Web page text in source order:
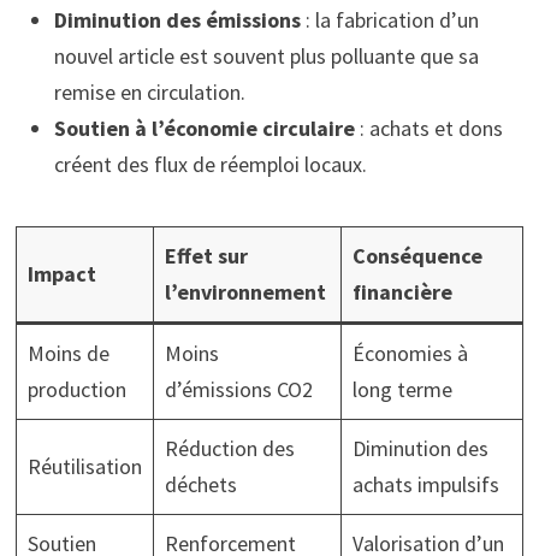
Diminution des émissions: la fabrication d’un
nouvel article est souvent plus polluante que sa
remise en circulation.
Soutien à l’économie circulaire: achats et dons
créent des flux de réemploi locaux.
Impact
Effet sur
l’environnement
Conséquence
financière
Moins de
production
Moins
d’émissions CO2
Économies à
long terme
Réutilisation
Réduction des
déchets
Diminution des
achats impulsifs
Soutien
Renforcement
Valorisation d’un